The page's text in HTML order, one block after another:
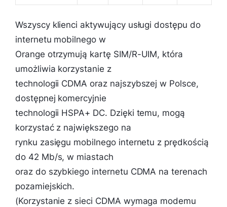
Wszyscy klienci aktywujący usługi dostępu do
internetu mobilnego w
Orange otrzymują kartę SIM/R-UIM, która
umożliwia korzystanie z
technologii CDMA oraz najszybszej w Polsce,
dostępnej komercyjnie
technologii HSPA+ DC. Dzięki temu, mogą
korzystać z największego na
rynku zasięgu mobilnego internetu z prędkością
do 42 Mb/s, w miastach
oraz do szybkiego internetu CDMA na terenach
pozamiejskich.
(Korzystanie z sieci CDMA wymaga modemu